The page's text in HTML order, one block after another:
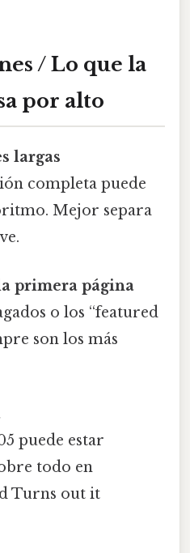
/ Lo que la
por alto
largas
completa puede
Mejor separa
primera página
o los “featured
son los más
puede estar
todo en
Turns out it